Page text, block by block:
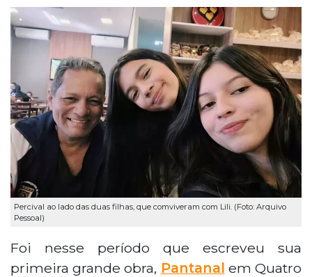
Percival ao lado das duas filhas, que comviveram com Lili. (Foto: Arquivo
Pessoal)
Foi nesse período que escreveu sua
primeira grande obra, Pantanal em Quatro